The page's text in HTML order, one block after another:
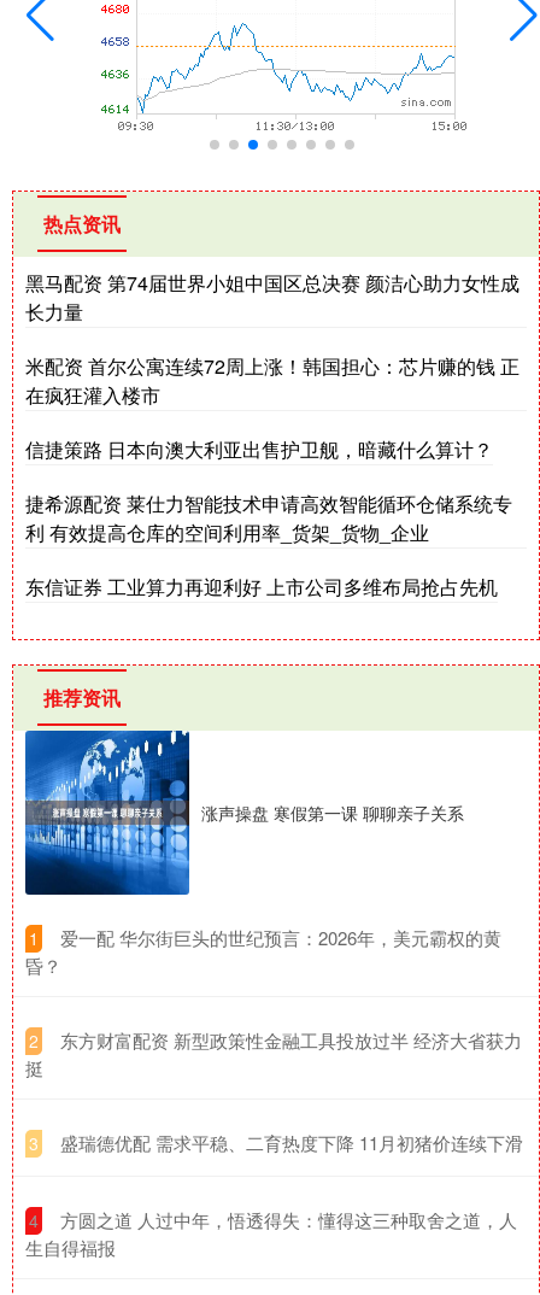
热点资讯
黑马配资 第74届世界小姐中国区总决赛 颜洁心助力女性成
长力量
米配资 首尔公寓连续72周上涨！韩国担心：芯片赚的钱 正
在疯狂灌入楼市
信捷策路 日本向澳大利亚出售护卫舰，暗藏什么算计？
捷希源配资 莱仕力智能技术申请高效智能循环仓储系统专
利 有效提高仓库的空间利用率_货架_货物_企业
东信证券 工业算力再迎利好 上市公司多维布局抢占先机
推荐资讯
涨声操盘 寒假第一课 聊聊亲子关系
1
​爱一配 华尔街巨头的世纪预言：2026年，美元霸权的黄
昏？
2
​东方财富配资 新型政策性金融工具投放过半 经济大省获力
挺
3 ​盛瑞德优配 需求平稳、二育热度下降 11月初猪价连续下滑
4
​方圆之道 人过中年，悟透得失：懂得这三种取舍之道，人
生自得福报